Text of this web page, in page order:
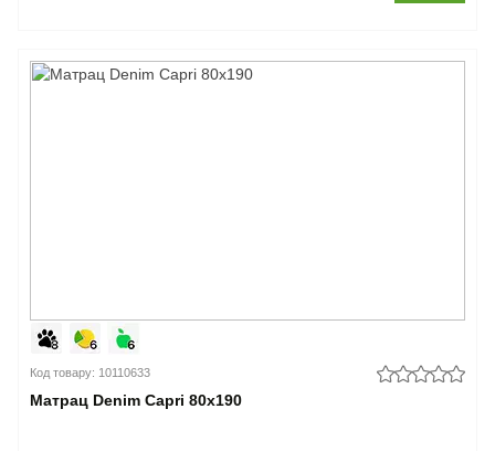
Код товару: 10110633
Матрац Denim Capri 80x190